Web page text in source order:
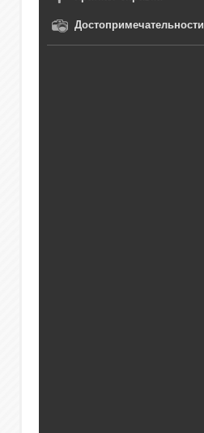
Достопримечательности